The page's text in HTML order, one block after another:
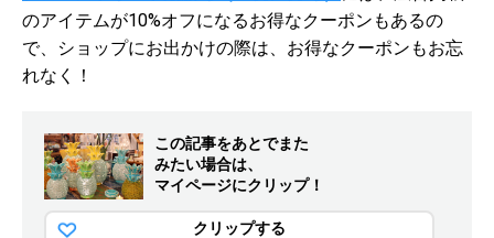
のアイテムが10%オフになるお得なクーポンもあるの
で、ショップにお出かけの際は、お得なクーポンもお忘
れなく！
この記事をあとでまた
みたい場合は、
マイページにクリップ！
クリップする